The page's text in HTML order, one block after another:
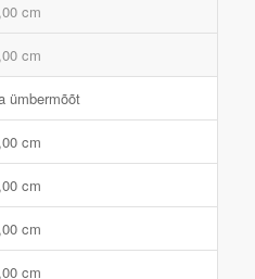
cm
cm
ümbermõõt
cm
cm
cm
cm